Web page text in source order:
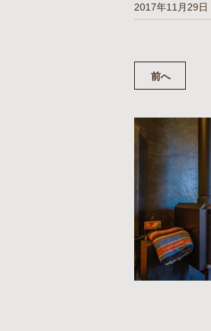
2017年11月29日
前へ